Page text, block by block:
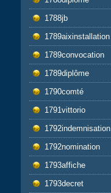
1788jb
1789aixinstallation
1789convocation
1789diplôme
1790comté
1791vittorio
1792indemnisation
1792nomination
1793affiche
1793decret